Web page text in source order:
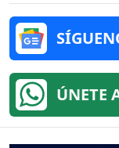
ÚNETE